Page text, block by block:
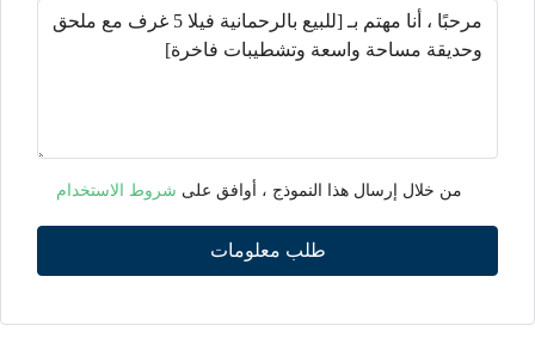
من خلال إرسال هذا النموذج ، أوافق على شروط الاستخدام
طلب معلومات